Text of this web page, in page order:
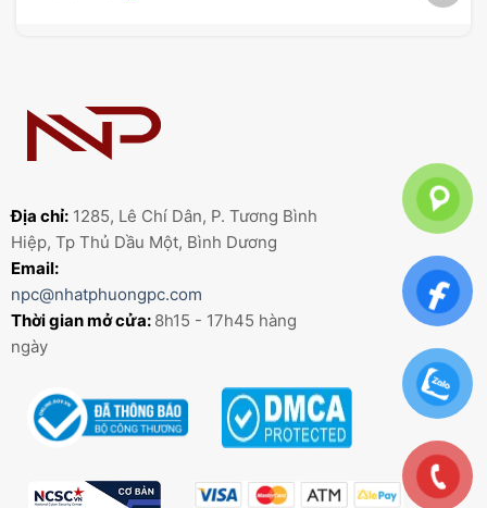
Địa chỉ: 1285, Lê Chí Dân, P. Tương Bình
Hiệp, Tp Thủ Dầu Một, Bình Dương
Email:
npc@nhatphuongpc.com
Thời gian mở cửa: 8h15 - 17h45 hàng
ngày